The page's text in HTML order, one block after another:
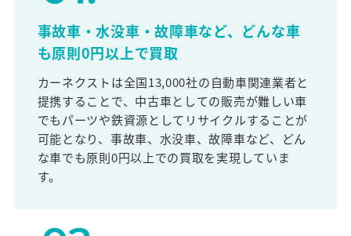
事故車・水没車・故障車など、どんな車
も原則0円以上で買取
カーネクストは全国13,000社の自動車関連業者と
提携することで、中古車としての販売が難しい車
でもパーツや鉄資源としてリサイクルすることが
可能となり、事故車、水没車、故障車など、どん
な車でも原則0円以上での買取を実現していま
す。